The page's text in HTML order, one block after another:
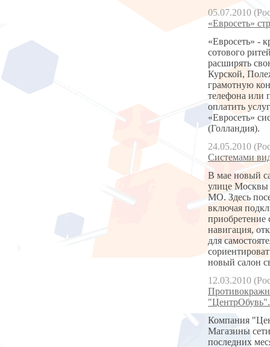
05.07.2010
«Евросеть»
«Евросеть» -
сотового
расширять
Курской,
грамотную
телефона или
оплатить
«Евросеть»
(Голландия).
24.05.2010
Системами
В мае новый
улице Москвы
МО. Здесь
включая
приобретение
навигация,
для
новый салон
12.03.2010
"ЦентрОбувь".
Компания
Магазины
последних